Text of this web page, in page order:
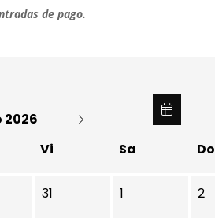
de pago.
Vi Sa Do
31 1 2